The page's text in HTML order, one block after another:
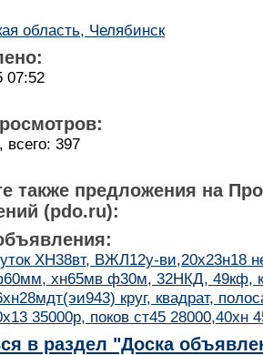
область, Челябинск
07:52
всего: 397
также предложения на
(pdo.ru):
ХН38вт, ВЖЛ12у-ви,20х23н18
хн65мв ф30м, 32НКД, 49кф,
круг, квадрат,
35000р, поков ст45 28000,40хн
в раздел "Доска